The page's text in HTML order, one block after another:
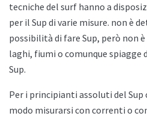
tecniche del surf hanno a
per il Sup di varie misure. non è
possibilità di fare Sup, però non
laghi, fiumi o comunque spiagge
Sup.
Per i principianti assoluti del Sup
modo misurarsi con correnti o